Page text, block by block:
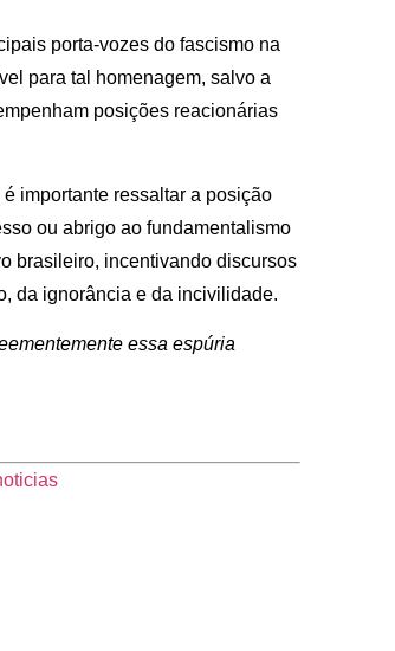
porta-vozes do fascismo na
para tal homenagem, salvo a
posições reacionárias
importante ressaltar a posição
ou abrigo ao fundamentalismo
brasileiro, incentivando discursos
da ignorância e da incivilidade.
essa espúria